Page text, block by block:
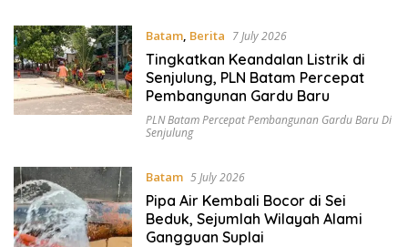
Batam, Berita 7 July 2026
Tingkatkan Keandalan Listrik di
Senjulung, PLN Batam Percepat
Pembangunan Gardu Baru
PLN Batam Percepat Pembangunan Gardu Baru Di
Senjulung
Batam 5 July 2026
Pipa Air Kembali Bocor di Sei
Beduk, Sejumlah Wilayah Alami
Gangguan Suplai